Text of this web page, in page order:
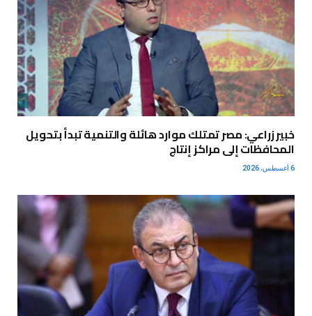
خبير زراعي: مصر تمتلك موارد هائلة والتنمية تبدأ بتحويل
المحافظات إلى مراكز إنتاج
6 أغسطس، 2026